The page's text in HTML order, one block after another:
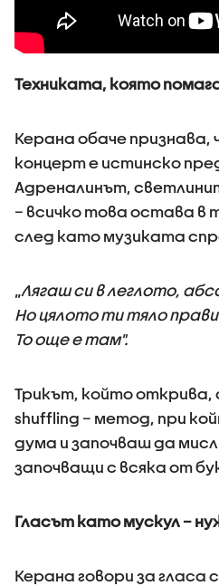
Техниката, която
Керана обаче признава,
концерт е истинско
Адреналинът,
– всичко това остава в
след като музиката
„Лягаш си в леглото,
Но цялото ти тяло
То още е там".
Трикът, който открива,
shuffling – метод, при
дума и започваш да
започващи с всяка от
Гласът като мускул –
Керана говори за гласа